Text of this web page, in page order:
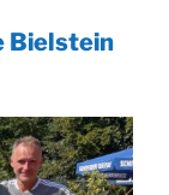
Bielstein